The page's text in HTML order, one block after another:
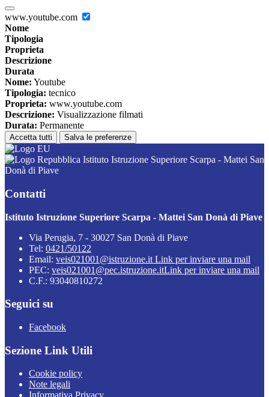
www.youtube.com
Nome
Tipologia
Proprieta
Descrizione
Durata
Nome: Youtube
Tipologia: tecnico
Proprieta: www.youtube.com
Descrizione: Visualizzazione filmati
Durata: Permanente
Accetta tutti Salva le preferenze
Istituto Istruzione Superiore Scarpa - Mattei San
Donà di Piave
Contatti
Istituto Istruzione Superiore Scarpa - Mattei San Donà di Piave
Via Perugia, 7 - 30027 San Donà di Piave
Tel: 0421/50122
Email: veis021001@istruzione.it Link per inviare una mail
PEC: veis021001@pec.istruzione.itLink per inviare una mail
C.F.: 93040810272
Seguici su
Facebook
Sezione Link Utili
Cookie policy
Note legali